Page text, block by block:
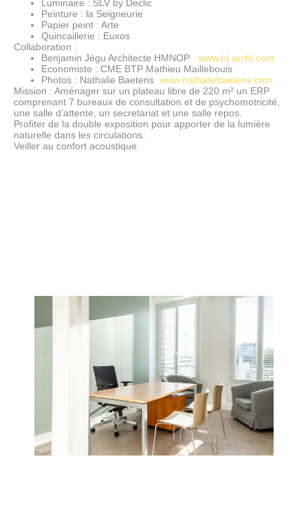
Luminaire : SLV by Declic
Peinture : la Seigneurie
Papier peint : Arte
Quincaillerie : Euxos
Collaboration :
Benjamin Jégu Architecte HMNOP www.bj-archi.com
Economiste : CME BTP Mathieu Maillebouis
Photos : Nathalie Baetens www.nathaliebaetens.com
Mission : Aménager sur un plateau libre de 220 m² un ERP
comprenant 7 bureaux de consultation et de psychomotricité,
une salle d’attente, un secretariat et une salle repos.
Profiter de la double exposition pour apporter de la lumière
naturelle dans les circulations.
Veiller au confort acoustique.